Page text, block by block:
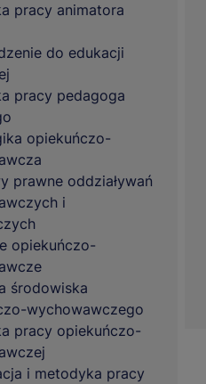
pracy animatora
do edukacji
pracy pedagoga
opiekuńczo-
prawne oddziaływań
i
opiekuńczo-
środowiska
wychowawczego
pracy opiekuńczo-
i metodyka pracy